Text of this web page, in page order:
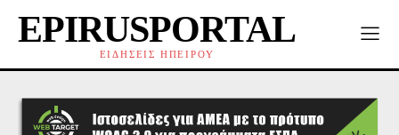
EPIRUSPORTAL
ΕΙΔΗΣΕΙΣ ΗΠΕΙΡΟΥ